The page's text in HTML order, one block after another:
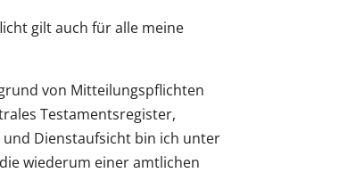
gilt auch für alle meine
von Mitteilungspflichten
Testamentsregister,
und Dienstaufsicht bin ich unter
wiederum einer amtlichen